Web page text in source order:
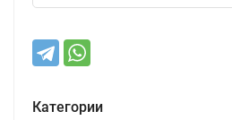
Категории